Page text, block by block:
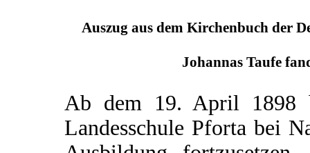
Auszug aus dem Kirchenbuch der
Johannas Taufe
Ab dem 19. April 1898
Landesschule Pforta bei